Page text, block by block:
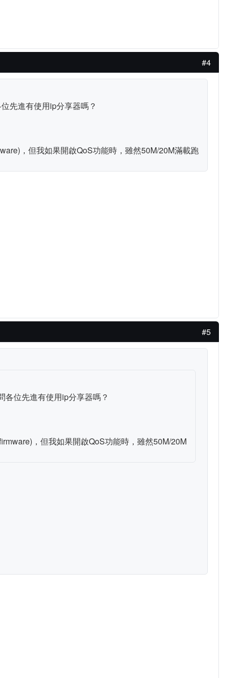
#4
先進有使用ip分享器嗎？
，但我如果開啟QoS功能時，雖然50M/20M滿載跑
#5
位先進有使用ip分享器嗎？
，但我如果開啟QoS功能時，雖然50M/20M